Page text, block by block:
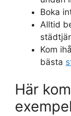
Boka
Alltid
Kom
bästa
Här
exempel